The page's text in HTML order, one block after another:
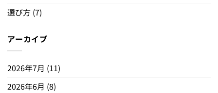
選び方 (7)
アーカイブ
2026年7月 (11)
2026年6月 (8)